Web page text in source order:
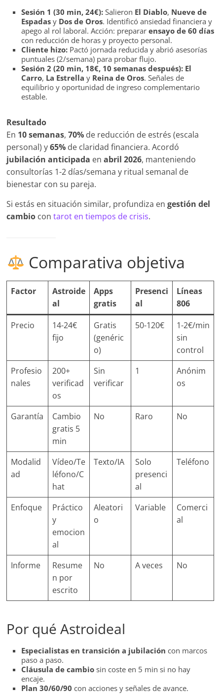
Sesión 1 (30 min, 24€): Salieron El Diablo, Nueve de
Espadas y Dos de Oros. Identificó ansiedad financiera y
apego al rol laboral. Acción: prepararensayo de 60 días
con reducción de horas y proyecto personal.
Cliente hizo: Pactó jornada reducida y abrió asesorías
puntuales (2/semana) para probar flujo.
Sesión 2 (20 min, 18€, 10 semanas después): El
Carro, La Estrella y Reina de Oros. Señales de
equilibrio y oportunidad de ingreso complementario
estable.
Resultado
En 10 semanas,70% de reducción de estrés (escala
personal) y65% de claridad financiera. Acordó
jubilación anticipada enabril 2026, manteniendo
consultorías 1-2 días/semana y ritual semanal de
bienestar con su pareja.
Si estás en situación similar, profundiza engestión del
cambio contarot en tiempos de crisis.
Comparativa objetiva
Factor
Astroide
al
Apps
gratis
Presenci
al
Líneas
806
Precio
14-24€
fijo
Gratis
(genéric
o)
50-120€
1-2€/min
sin
control
Profesio
nales
200+
verificad
os
Sin
verificar
1
Anónim
os
Garantía
Cambio
gratis 5
min
No Raro No
Modalid
ad
Vídeo/Te
léfono/C
hat
Texto/IA
Solo
presenci
al
Teléfono
Enfoque
Práctico
y
emocion
al
Aleatori
o
Variable
Comerci
al
Informe
Resume
n por
escrito
No A veces No
Por qué Astroideal
Especialistas en transición a jubilación con marcos
paso a paso.
Cláusula de cambio sin coste en 5 min si no hay
encaje.
Plan 30/60/90 con acciones y señales de avance.